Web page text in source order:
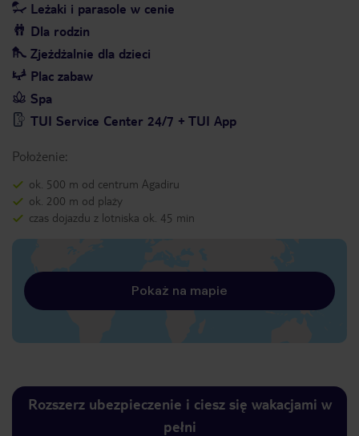
Leżaki i parasole w cenie
Dla rodzin
Zjeżdżalnie dla dzieci
Plac zabaw
Spa
TUI Service Center 24/7 + TUI App
Położenie:
ok. 500 m od centrum Agadiru
ok. 200 m od plaży
czas dojazdu z lotniska ok. 45 min
Pokaż na mapie
Rozszerz ubezpieczenie i ciesz się wakacjami w
pełni